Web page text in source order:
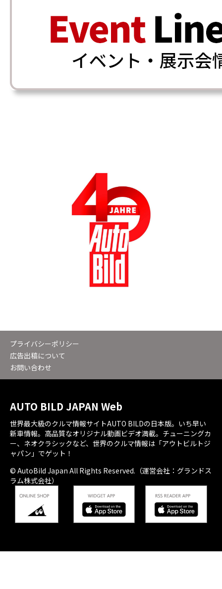
プライバシーポリシー
広告出稿について
お問い合わせ
AUTO BILD JAPAN Web
世界最大級のクルマ情報サイトAUTO BILDの日本版。いち早い
新車情報。高品質なオリジナル動画ビデオ満載。チューニングカ
ー、ネオクラシックなど、世界のクルマ情報は「アウトビルトジ
ャパン」でゲット！
© AutoBild Japan All Rights Reserved.（運営会社：グランドス
ラム株式会社）